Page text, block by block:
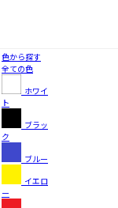
色から探す
全ての色
ホワイ
ト
ブラッ
ク
ブルー
イエロ
ー